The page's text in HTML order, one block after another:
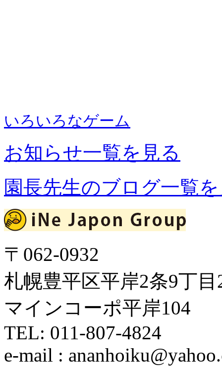
いろいろなゲーム
お知らせ一覧を見る
園長先生のブログ一覧
〒062-0932
札幌豊平区平岸2条9丁目
マインコーポ平岸104
TEL: 011-807-4824
e-mail :